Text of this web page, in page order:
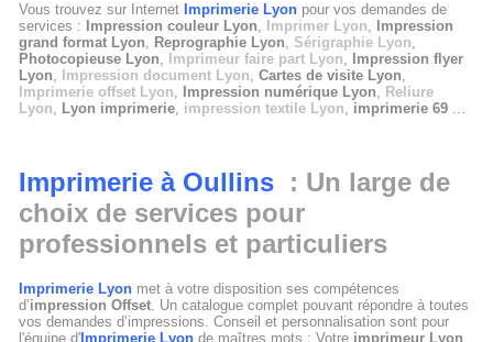
Vous trouvez sur Internet Imprimerie Lyon pour vos demandes de
services :
Impression couleur Lyon, Imprimer Lyon,
Impression
grand format Lyon, Reprographie Lyon, Sérigraphie Lyon,
Photocopieuse Lyon, Imprimeur faire part Lyon,
Impression flyer
Lyon, Impression document Lyon,Cartes de visite Lyon,
Imprimerie offset Lyon, Impression numérique Lyon, Reliure
Lyon, Lyon imprimerie, impression textile Lyon, imprimerie 69 ...
Imprimerie à Oullins : Un large de
choix de services pour
professionnels et particuliers
Imprimerie Lyon met à votre disposition ses compétences
d’impression Offset. Un catalogue complet pouvant répondre à toutes
vos demandes d’impressions. Conseil et personnalisation sont pour
l'équipe d' Imprimerie Lyon de maîtres mots : Votre imprimeur Lyon